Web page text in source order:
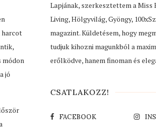
harcot
módon
jó
Lapjának, szerkesztettem a Miss
Living, Hölgyvilág, Gyöngy,
magazint. Küldetésem, hogy
tudjuk kihozni magunkból a
erőlködve, hanem finoman és
CSATLAKOZZ!
FACEBOOK